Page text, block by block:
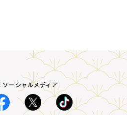
ソーシャルメディア